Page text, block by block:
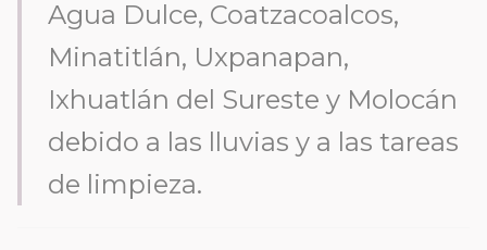
Agua Dulce, Coatzacoalcos,
Minatitlán, Uxpanapan,
Ixhuatlán del Sureste y Molocán
debido a las lluvias y a las tareas
de limpieza.